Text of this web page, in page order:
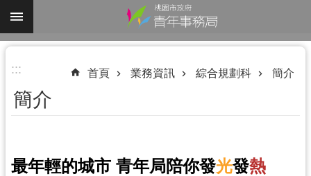
跳到主要內容區塊
進
搜
尋
::: 首頁 業務資訊 綜合規劃科 簡介
簡介
最年輕的城市 青年局陪你發光發熱